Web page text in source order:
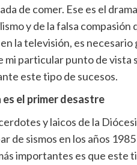
de comer. Ese es el
y de la falsa
la televisión, es
mi particular punto de vista
este tipo de sucesos.
es el primer desastre
y laicos de la
de sismos en los años
importantes es que este